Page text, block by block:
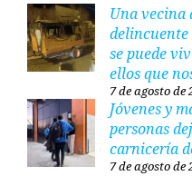
Una vecina
delincuente
se puede
ellos que
7 de agosto de
Jóvenes y
personas
carnicería
7 de agosto de